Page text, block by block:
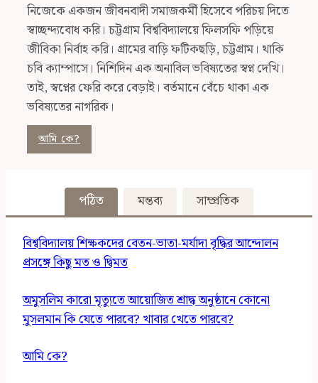
নিজেকে একজন জীবনবাদী সমাজকর্মী হিসেবে পরিচয় দিতে
স্বাচ্ছন্দ্যবোধ করি। চট্টগ্রাম বিশ্ববিদ্যালয়ে ফিলসফি পড়িয়ে
জীবিকা নির্বাহ করি। গ্রামের বাড়ি ফটিকছড়ি, চট্টগ্রাম। থাকি
চবি ক্যাম্পাসে। নিশিদিন এক অনাবিল ভবিষ্যতের স্বপ্ন দেখি।
তাই, স্বপ্নের ফেরি করে বেড়াই। বর্তমানে বেঁচে থাকা এক
ভবিষ্যতের নাগরিক।
আমি কে?
পঠিত মন্তব্য সাম্প্রতিক
বিশ্ববিদ্যালয় শিক্ষকদের বেতন-ভাতা-মর্যাদা বৃদ্ধির আন্দোলন
প্রসঙ্গে কিছু মত ও দ্বিমত
অমুসলিম কারো মৃত্যুতে আয়োজিত শ্রাদ্ধ অনুষ্ঠানে কোনো
মুসলমান কি যেতে পারবে? খাবার খেতে পারবে?
আমি কে?